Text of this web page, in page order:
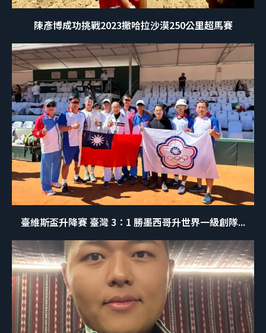
陳彥博成功挑戰2023撒哈拉沙漠250公里超馬賽
臺維斯盃升降賽 臺灣 3：1 勝墨西哥升世界一級創隊...